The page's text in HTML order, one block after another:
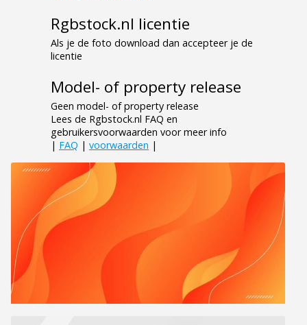
Rgbstock.nl licentie
Als je de foto download dan accepteer je de
licentie
Model- of property release
Geen model- of property release
Lees de Rgbstock.nl FAQ en
gebruikersvoorwaarden voor meer info
| FAQ | voorwaarden |